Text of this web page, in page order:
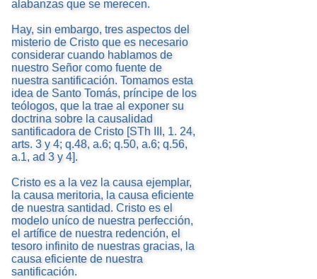
alabanzas que se merecen.
Hay, sin embargo, tres aspectos del
misterio de Cristo que es necesario
considerar cuando hablamos de
nuestro Señor como fuente de
nuestra santificación. Tomamos esta
idea de Santo Tomás, príncipe de los
teólogos, que la trae al exponer su
doctrina sobre la causalidad
santificadora de Cristo [STh III, 1. 24,
arts. 3 y 4; q.48, a.6; q.50, a.6; q.56,
a.1, ad 3 y 4].
Cristo es a la vez la causa ejemplar,
la causa meritoria, la causa eficiente
de nuestra santidad. Cristo es el
modelo uníco de nuestra perfección,
el artífice de nuestra redención, el
tesoro infinito de nuestras gracias, la
causa eficiente de nuestra
santificación.